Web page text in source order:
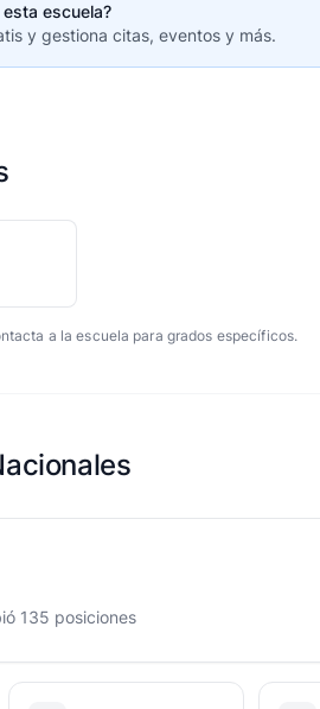
escuela?
y gestiona citas, eventos y más.
a la escuela para grados específicos.
135 posiciones